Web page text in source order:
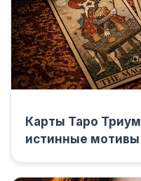
Карты Таро
истинные